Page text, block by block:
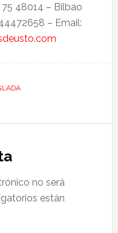
48014 – Bilbao
– Email:
no será
están